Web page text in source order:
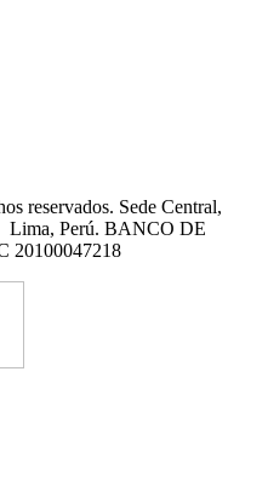
reservados. Sede Central,
Lima, Perú. BANCO DE
20100047218